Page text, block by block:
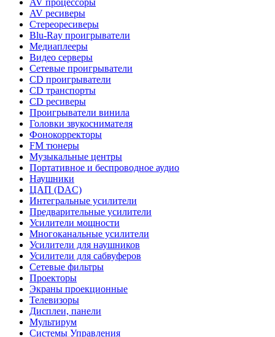
AV процессоры
AV ресиверы
Стереоресиверы
Blu-Ray проигрыватели
Медиаплееры
Видео серверы
Сетевые проигрыватели
CD проигрыватели
CD транспорты
CD ресиверы
Проигрыватели винила
Головки звукоснимателя
Фонокорректоры
FM тюнеры
Музыкальные центры
Портативное и беспроводное аудио
Наушники
ЦАП (DAC)
Интегральные усилители
Предварительные усилители
Усилители мощности
Многоканальные усилители
Усилители для наушников
Усилители для сабвуферов
Сетевые фильтры
Проекторы
Экраны проекционные
Телевизоры
Дисплеи, панели
Мультирум
Системы Управления